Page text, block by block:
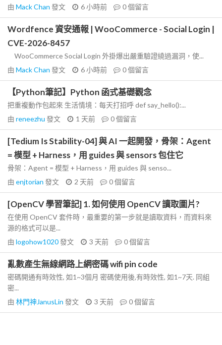
由 Mack Chan 發文 6 小時前 0個留言
Wordfence 資安通報 | WooCommerce - Social Login |
CVE-2026-8457
WooCommerce Social Login 外掛爆出嚴重驗證繞過漏洞，使...
由 Mack Chan 發文 6 小時前 0個留言
【Python筆記】Python 函式基礎觀念
把重複動作包起來 生活情境：每天打招呼 def say_hello():...
由 reneezhu 發文 1 天前 0個留言
[Tedium Is Stability-04] 與 AI 一起開發，骨架：Agent
= 模型 + Harness，用 guides 與 sensors 包住它
骨架：Agent = 模型 + Harness，用 guides 與 senso...
由 enjtorian 發文 2 天前 0個留言
[OpenCV 學習筆記] 1. 如何使用 OpenCV 讀取圖片?
在使用 OpenCV 套件時，最重要的第一步就是讀取資料，而資料來
源的格式可以是...
由 logohow1020發文 3 天前 0個留言
亂數產生無線網路上網密碼 wifi pin code
密碼開通有時效性, 如1~3個月 密碼使用後,有時效性, 如1~7天. 同組
密...
由 林門神JanusLin 發文 3 天前 0個留言